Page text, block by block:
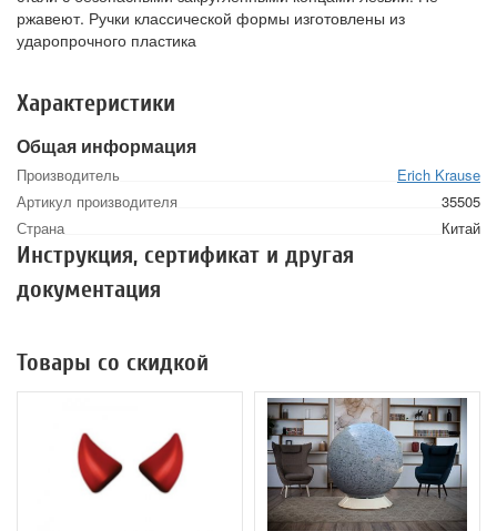
ржавеют. Ручки классической формы изготовлены из
ударопрочного пластика
Характеристики
Общая информация
Производитель
Erich Krause
Артикул производителя
35505
Страна
Китай
Инструкция, сертификат и другая
документация
Товары со скидкой